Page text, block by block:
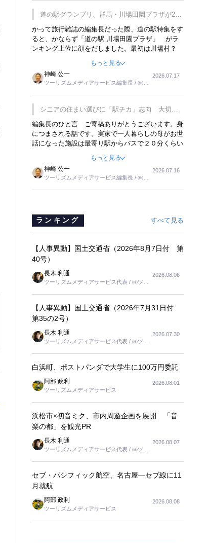
道の駅グランプリ、群馬・川場田園プラザが2連
覇
かって旅行雑誌の編集長だった際、道の駅特集をす
ると、かならず「道の駅 川場田園プラザ」 がラ
ンキング上位に顔をだしました。最初は川場村？
れ永井 彰一社長にインタビューしたら、興味深い
話が次々が飛び出しました。プレゼンも巧みで、今
でも思い出すことが２つあります。一つは、従業員
に東京ディズニーランドを見学させ、サービス業、
接客業の何かを理解してもらっていることです。
もう一つは1800円もするプレミアムヨーグルトを
販売するにあたり、社内に懸念もあったそうです。
永井社長は、駐車場に都内ナンバーの高級外車が停
まっていることに目をつけ、高級商品でも売れると
確信したそうです。今回の記事を懐かしく読みまし
もっと見る
神崎 公一
ツーリズムメディアサービス編集長 / ㈱ツ
2026.07.17
シニアの住まい選びに「駅チカ」志向 大切な
のは出かけたくなる暮らし
編集長のひと言 ご寄稿ありがとうございます。身
につまされる話です。実家で一人暮らしの母がお世
話になった施設は最寄り駅からバスで２０分くらい
りました。母の住まいから近いという理由で、その
施設を選択したのですが、私と妹にとっては、半日
仕事ででした。シニアの住まい選びは、当人だけで
はなく、世話をする家族の足の便も考えない外池な
もっと見る
神崎 公一
ツーリズムメディアサービス編集長 / ㈱ツ
2026.07.16
ランキング すべて見る
【人事異動】国土交通省（2026年8月7日付 第
40号）
長木 利通
ツーリズムメディアサービス代表 / ㈱ツー
2026.08.06
【人事異動】国土交通省（2026年7月31日付
第35の2号）
長木 利通
ツーリズムメディアサービス代表 / ㈱ツー
2026.07.30
白浜町、ポストパンダで大学生に100万円委託
阿部 政利
ツーリズムメディアサービス
2026.08.01
浜松市×初音ミク、市内周遊企画を展開 「音
楽の都」を観光PR
長木 利通
ツーリズムメディアサービス代表 / ㈱ツー
2026.08.07
セブ・パシフィック航空、名古屋―セブ線に11
月就航
阿部 政利
ツーリズムメディアサービス
2026.08.08